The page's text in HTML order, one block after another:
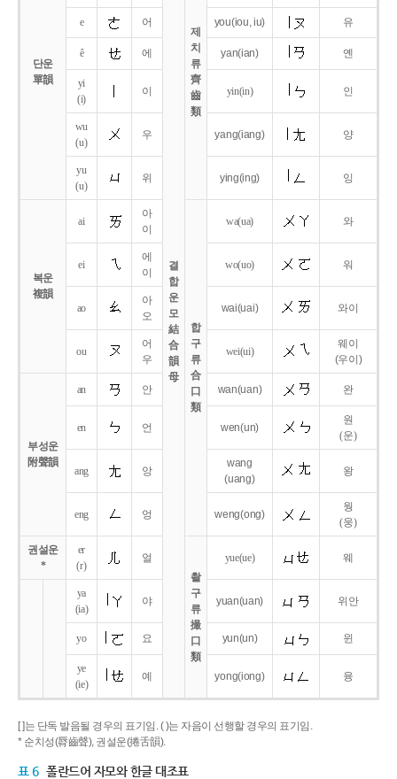
단운
單韻
결
합
운
모
結
合
韻
母
제
치
류
齊
齒
類
e 어 you(iou,iu) 유
ê 에 yan(ian) 옌
yi
(i)
이 yin(in) 인
wu
(u)
우 yang(iang) 양
yu
(u)
위 ying(ing) 잉
복운
複韻
ai
아
이
합
구
류
合
口
類
wa(ua) 와
ei
에
이
wo(uo) 워
ao
아
오
wai(uai) 와이
ou
어
우
wei(ui)
웨이
(우이)
부성운
附聲韻
an 안 wan(uan) 완
en 언 wen(un)
원
(운)
ang 앙
wang
(uang)
왕
eng 엉 weng(ong)
웡
(웅)
권설운
*
er
(r)
얼
촬
구
류
撮
口
類
yue(ue) 웨
ya
(ia)
야 yuan(uan) 위안
yo 요 yun(un) 윈
ye
(ie)
예 yong(iong) 융
[ ]는 단독 발음될 경우의 표기임. ( )는 자음이 선행할 경우의 표기임.
* 순치성(脣齒聲), 권설운(捲舌韻).
표 6 폴란드어 자모와 한글 대조표